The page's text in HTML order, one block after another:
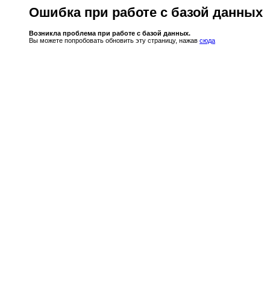
Ошибка при работе с базой данных
Возникла проблема при работе с базой данных.
Вы можете попробовать обновить эту страницу, нажав сюда